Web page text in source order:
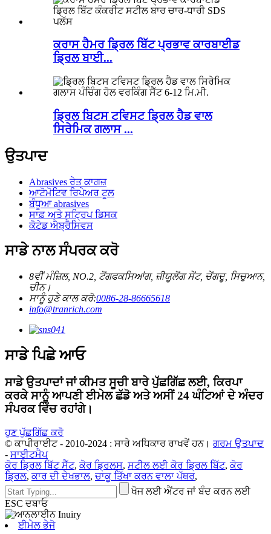
ਕਰਾਸ ਹੈਮਰ ਡ੍ਰਿਲ ਬਿੱਟ ਪ੍ਰਭਾਵ ਕਾਰਬਾਈਡ
ਡ੍ਰਿਲ ਬਾਈ...
ਡ੍ਰਿਲ ਬਿਟਸ ਟਵਿਸਟ ਡ੍ਰਿਲ ਹੈਡ ਵਾਲ
ਸਿਰੇਮਿਕ ਗਲਾਸ ...
ਉਤਪਾਦ
Abrasives ਰੇਤ ਕਾਗਜ਼
ਆਟੋਮੋਟਿਵ ਰਿਪੇਅਰ ਟੂਲ
ਬੰਧੂਆ abrasives
ਸਾਫ਼ ਅਤੇ ਸਟ੍ਰਿਪ ਡਿਸਕ
ਕੋਟੇਡ ਐਬ੍ਰੈਸਿਵਸ
ਸਾਡੇ ਨਾਲ ਸੰਪਰਕ ਕਰੋ
8ਵੀਂ ਮੰਜ਼ਿਲ, NO.2, ਟੋਂਗਫਕਸਿਆਂਗ, ਜ਼ੀਯੂਲੋਂਗ ਸੇਂਟ, ਚੇਂਗਦੂ, ਸਿਚੁਆਨ,
ਚੀਨ।
ਸਾਨੂੰ ਹੁਣੇ ਕਾਲ ਕਰੋ:0086-28-86665618
info@tranrich.com
ਸਾਡੇ ਪਿਛੇ ਆਓ
ਸਾਡੇ ਉਤਪਾਦਾਂ ਜਾਂ ਕੀਮਤ ਸੂਚੀ ਬਾਰੇ ਪੁੱਛਗਿੱਛ ਲਈ, ਕਿਰਪਾ
ਕਰਕੇ ਸਾਨੂੰ ਆਪਣੀ ਈਮੇਲ ਛੱਡੋ ਅਤੇ ਅਸੀਂ 24 ਘੰਟਿਆਂ ਦੇ ਅੰਦਰ
ਸੰਪਰਕ ਵਿੱਚ ਰਹਾਂਗੇ।
ਹੁਣ ਪੁੱਛਗਿੱਛ ਕਰੋ
© ਕਾਪੀਰਾਈਟ - 2010-2024 : ਸਾਰੇ ਅਧਿਕਾਰ ਰਾਖਵੇਂ ਹਨ। ਗਰਮ ਉਤਪਾਦ
- ਸਾਈਟਮੈਪ
ਕੋਰ ਡ੍ਰਿਲ ਬਿੱਟ ਸੈੱਟ,ਕੋਰ ਡ੍ਰਿਲਸ, ਸਟੀਲ ਲਈ ਕੋਰ ਡ੍ਰਿਲ ਬਿੱਟ,ਕੋਰ
ਡ੍ਰਿਲ,ਕਾਰ ਦੀ ਦੇਖਭਾਲ, ਚਾਕੂ ਤਿੱਖਾ ਕਰਨ ਵਾਲਾ ਪੱਥਰ,
ਖੋਜ ਲਈ ਐਂਟਰ ਜਾਂ ਬੰਦ ਕਰਨ ਲਈ
ESC ਦਬਾਓ
ਈਮੇਲ ਭੇਜੋ